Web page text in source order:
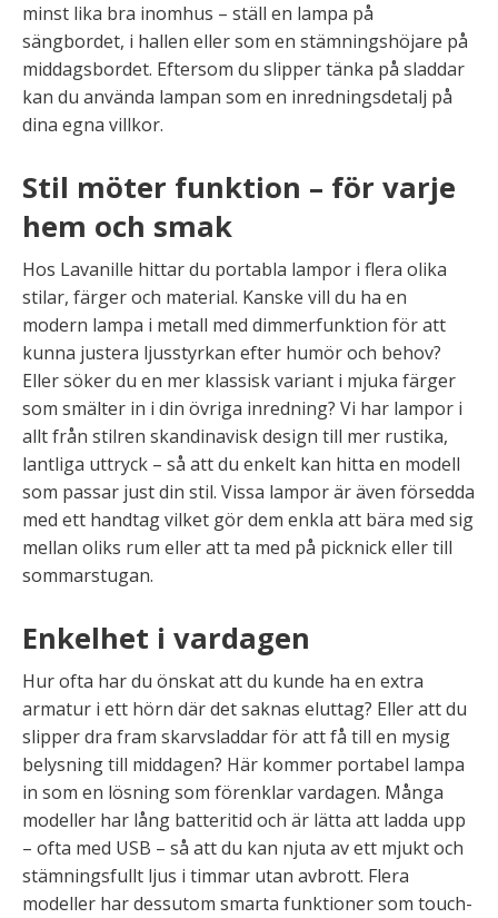
minst lika bra inomhus – ställ en lampa på
sängbordet, i hallen eller som en stämningshöjare på
middagsbordet. Eftersom du slipper tänka på sladdar
kan du använda lampan som en inredningsdetalj på
dina egna villkor.
Stil möter funktion – för varje
hem och smak
Hos Lavanille hittar du portabla lampor i flera olika
stilar, färger och material. Kanske vill du ha en
modern lampa i metall med dimmerfunktion för att
kunna justera ljusstyrkan efter humör och behov?
Eller söker du en mer klassisk variant i mjuka färger
som smälter in i din övriga inredning? Vi har lampor i
allt från stilren skandinavisk design till mer rustika,
lantliga uttryck – så att du enkelt kan hitta en modell
som passar just din stil. Vissa lampor är även försedda
med ett handtag vilket gör dem enkla att bära med sig
mellan oliks rum eller att ta med på picknick eller till
sommarstugan.
Enkelhet i vardagen
Hur ofta har du önskat att du kunde ha en extra
armatur i ett hörn där det saknas eluttag? Eller att du
slipper dra fram skarvsladdar för att få till en mysig
belysning till middagen? Här kommer portabel lampa
in som en lösning som förenklar vardagen. Många
modeller har lång batteritid och är lätta att ladda upp
– ofta med USB – så att du kan njuta av ett mjukt och
stämningsfullt ljus i timmar utan avbrott. Flera
modeller har dessutom smarta funktioner som touch-